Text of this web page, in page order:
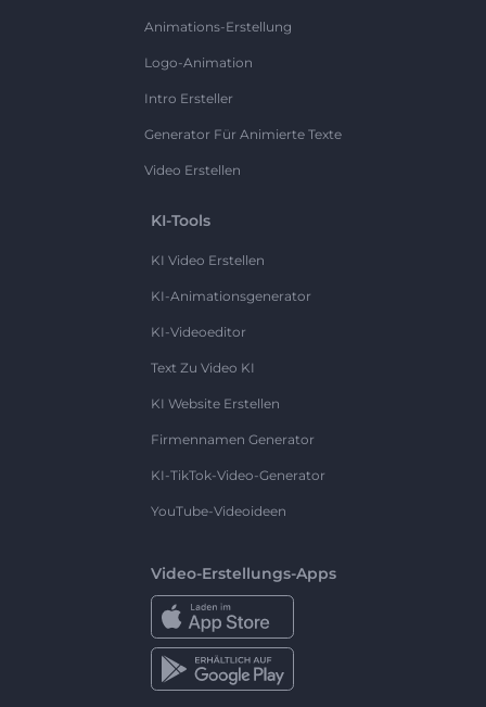
Animations-Erstellung
Logo-Animation
Intro Ersteller
Generator Für Animierte Texte
Video Erstellen
KI-Tools
KI Video Erstellen
KI-Animationsgenerator
KI-Videoeditor
Text Zu Video KI
KI Website Erstellen
Firmennamen Generator
KI-TikTok-Video-Generator
YouTube-Videoideen
Video-Erstellungs-Apps